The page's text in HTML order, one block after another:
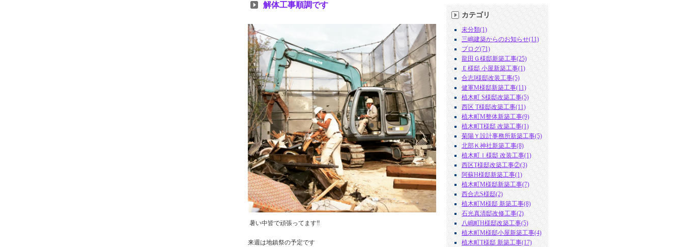
解体工事順調です
暑い中皆で頑張ってます‼︎
来週は地鎮祭の予定です
カテゴリ
未分類(1)
三嶋建築からのお知らせ(11)
ブログ(71)
龍田Ｇ様邸新築工事(25)
Ｅ様邸 小屋新築工事(1)
合志I様邸改装工事(5)
健軍M様邸新築工事(11)
植木町 S様邸改築工事(5)
西区 T様邸改築工事(11)
植木町M整体新築工事(9)
植木町T様邸 改築工事(1)
菊陽Ｙ設計事務所新築工事(5)
北部Ｋ神社新築工事(8)
植木町Ｉ様邸 改装工事(1)
西区T様邸改築工事②(3)
阿蘇H様邸新築工事(1)
植木町M様邸新築工事(7)
西合志S様邸(2)
植木町M様邸 新築工事(8)
石光真清邸改修工事(2)
八嶋町H様邸改築工事(5)
植木町M様邸小屋新築工事(4)
植木町T様邸 新築工事(17)